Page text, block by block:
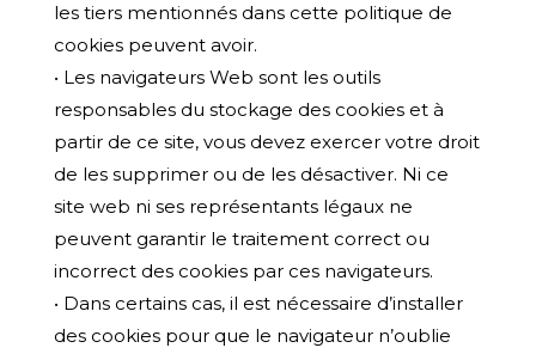
les tiers mentionnés dans cette politique de
cookies peuvent avoir.
• Les navigateurs Web sont les outils
responsables du stockage des cookies et à
partir de ce site, vous devez exercer votre droit
de les supprimer ou de les désactiver. Ni ce
site web ni ses représentants légaux ne
peuvent garantir le traitement correct ou
incorrect des cookies par ces navigateurs.
• Dans certains cas, il est nécessaire d’installer
des cookies pour que le navigateur n’oublie